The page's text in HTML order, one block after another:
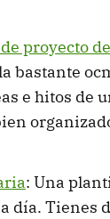
proyecto
bastante
e hitos de
: Una
día. Tienes